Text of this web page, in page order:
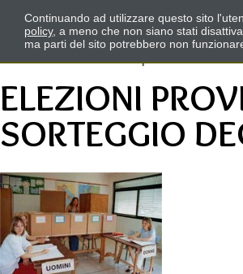
ELEZIONI
SORTEGGIO
Continuando ad utilizzare questo sito
policy, a meno che non siano stati
ma parti del sito potrebbero non